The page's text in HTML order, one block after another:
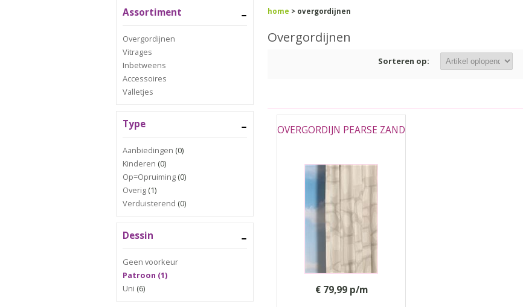
Assortiment
Overgordijnen
Vitrages
Inbetweens
Accessoires
Valletjes
Type
Aanbiedingen (0)
Kinderen (0)
Op=Opruiming (0)
Overig (1)
Verduisterend (0)
Dessin
Geen voorkeur
Patroon (1)
Uni (6)
home > overgordijnen
Overgordijnen
Sorteren op:
OVERGORDIJN PEARSE ZAND
€ 79,99 p/m